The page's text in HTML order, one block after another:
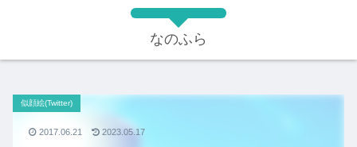
なのふら
似顔絵(Twitter)
2017.06.21 2023.05.17